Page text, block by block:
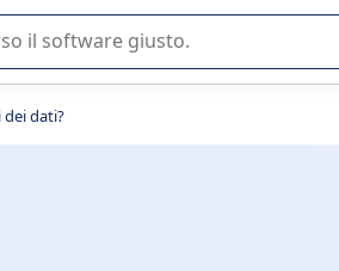
software SaaS per la vostra azienda.
dei dati?